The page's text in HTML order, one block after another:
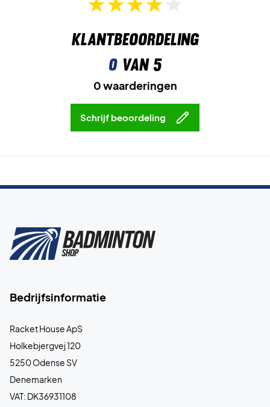
Klantbeoordeling
0van 5
0 waarderingen
Schrijf beoordeling
Bedrijfsinformatie
Racket House ApS
Holkebjergvej 120
5250 Odense SV
Denemarken
VAT: DK36931108